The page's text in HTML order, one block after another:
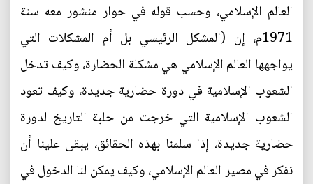
العالم الإسلامي، وحسب قوله في حوار منشور معه سنة
1971م، إن (المشكل الرئيسي بل أم المشكلات التي
يواجهها العالم الإسلامي هي مشكلة الحضارة، وكيف تدخل
الشعوب الإسلامية في دورة حضارية جديدة، وكيف تعود
الشعوب الإسلامية التي خرجت من حلبة التاريخ لدورة
حضارية جديدة، إذا سلمنا بهذه الحقائق، يبقى علينا أن
نفكر في مصير العالم الإسلامي، وكيف يمكن لنا الدخول في